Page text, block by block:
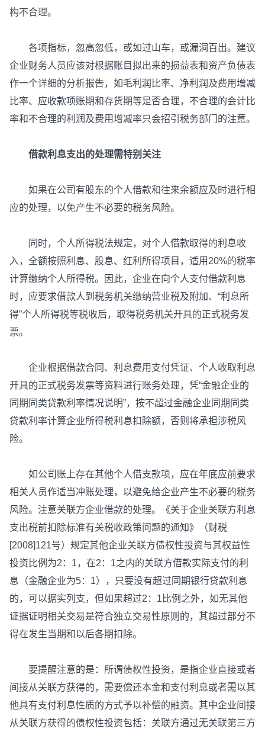
构不合理。
各项指标，忽高忽低，或如过山车，或漏洞百出。建议
企业财务人员应该对根据账目拟出来的损益表和资产负债表
作一个详细的分析报告，如毛利润比率、净利润及费用增减
比率、应收款项账期和存货期等是否合理，不合理的会计比
率和不合理的利润及费用增减率只会招引税务部门的注意。
借款利息支出的处理需特别关注
如果在公司有股东的个人借款和往来余额应及时进行相
应的处理，以免产生不必要的税务风险。
同时，个人所得税法规定，对个人借款取得的利息收
入，全额按照利息、股息、红利所得项目，适用20%的税率
计算缴纳个人所得税。因此，企业在向个人支付借款利息
时，应要求借款人到税务机关缴纳营业税及附加、“利息所
得”个人所得税等税收后，取得税务机关开具的正式税务发
票。
企业根据借款合同、利息费用支付凭证、个人收取利息
开具的正式税务发票等资料进行账务处理，凭“金融企业的
同期同类贷款利率情况说明”，按不超过金融企业同期同类
贷款利率计算企业所得税利息扣除额，否则将承担涉税风
险。
如公司账上存在其他个人借支款项，应在年底应前要求
相关人员作适当冲账处理，以避免给企业产生不必要的税务
风险。注意关联方企业借款的处理。《关于企业关联方利息
支出税前扣除标准有关税收政策问题的通知》（财税
[2008]121号）规定其他企业关联方债权性投资与其权益性
投资比例为2：1，在2：1之内的关联方借款实际支付的利
息（金融企业为5：1），只要没有超过同期银行贷款利息
的，可以据实列支，但如果超过2：1比例之外，如无其他
证据证明相关交易是符合独立交易性原则的，其超过部分不
得在发生当期和以后各期扣除。
要提醒注意的是：所谓债权性投资，是指企业直接或者
间接从关联方获得的，需要偿还本金和支付利息或者需以其
他具有支付利息性质的方式予以补偿的融资。其中企业间接
从关联方获得的债权性投资包括：关联方通过无关联第三方